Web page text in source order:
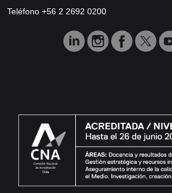
Teléfono +56 2 2692 0200